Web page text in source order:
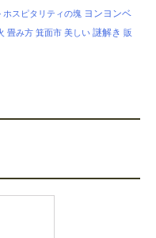
ホスピタリティの塊 ヨンヨンベ
畳み方 箕面市 美しい 謎解き 販